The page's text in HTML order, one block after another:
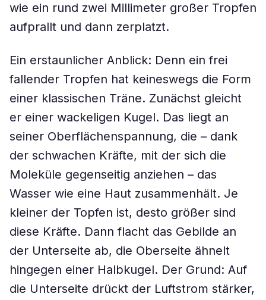
wie ein rund zwei Millimeter großer Tropfen
aufprallt und dann zerplatzt.
Ein erstaunlicher Anblick: Denn ein frei
fallender Tropfen hat keineswegs die Form
einer klassischen Träne. Zunächst gleicht
er einer wackeligen Kugel. Das liegt an
seiner Oberflächenspannung, die – dank
der schwachen Kräfte, mit der sich die
Moleküle gegenseitig anziehen – das
Wasser wie eine Haut zusammenhält. Je
kleiner der Topfen ist, desto größer sind
diese Kräfte. Dann flacht das Gebilde an
der Unterseite ab, die Oberseite ähnelt
hingegen einer Halbkugel. Der Grund: Auf
die Unterseite drückt der Luftstrom stärker,